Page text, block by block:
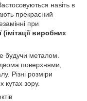
навіть в
прекрасний
при
виробних
будучи металом.
поверхнями,
Різні розміри
кутах зору.